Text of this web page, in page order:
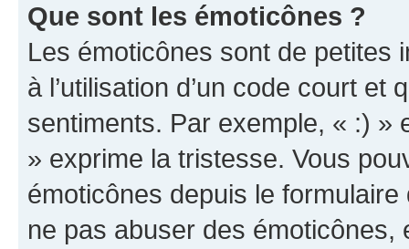
Que sont les émoticônes ?
Les émoticônes sont de petites
à l’utilisation d’un code court et
sentiments. Par exemple, « :) »
» exprime la tristesse. Vous
émoticônes depuis le
ne pas abuser des